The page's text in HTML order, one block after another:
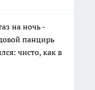
на ночь -
панцирь
чисто, как в